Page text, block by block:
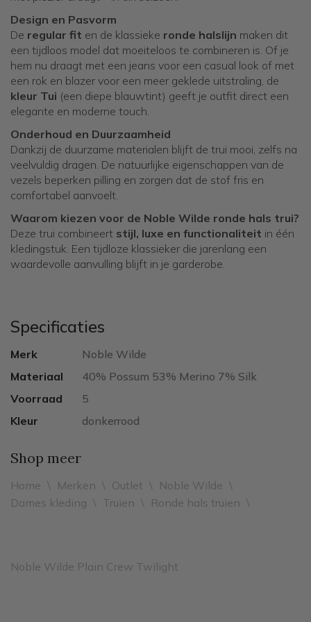
Design en Pasvorm
De regular fit en de klassieke ronde halslijn maken dit
een tijdloos model dat moeiteloos te combineren is. Of je
hem nu draagt met een jeans voor een casual look of met
een rok en blazer voor een meer geklede uitstraling, de
kleur Tui (een diepe blauwtint) geeft je outfit direct een
elegante en moderne touch.
Onderhoud en Duurzaamheid
Dankzij de duurzame materialen blijft de trui mooi, zelfs na
veelvuldig dragen. De natuurlijke eigenschappen van de
vezels beperken pilling en zorgen dat de stof fris en
comfortabel aanvoelt.
Waarom kiezen voor de Noble Wilde ronde hals trui?
Deze trui combineert stijl, luxe en functionaliteit in één
kledingstuk. Een tijdloze klassieker die jarenlang een
waardevolle aanvulling blijft in je garderobe.
Specificaties
Merk
Noble Wilde
Materiaal
40% Possum 53% Merino 7% Silk
Voorraad
5
Kleur
donkerrood
Shop meer
Home \ Merken \ Outlet \ Noble Wilde \
Dames kleding \ Truien \ Ronde hals truien \
Noble Wilde Plain Crew Twilight